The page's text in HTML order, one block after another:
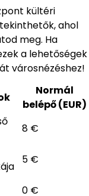
kültéri
ahol
meg. Ha
a lehetőségek
városnézéshez!
Normál
belépő (EUR)
8 €
5 €
0 €